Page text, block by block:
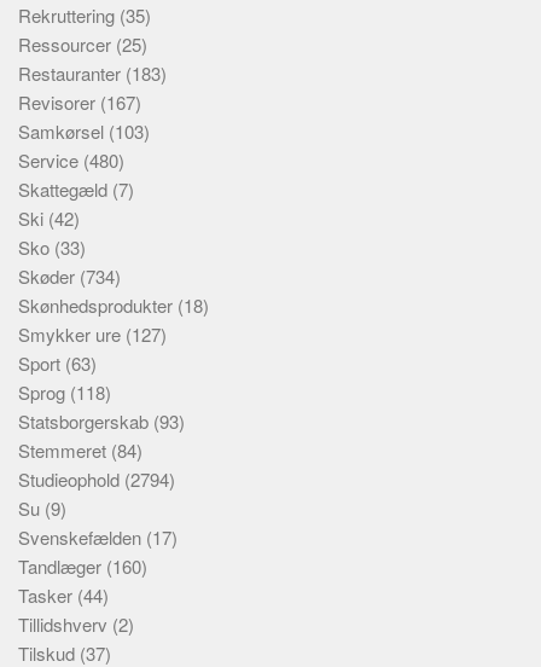
Rekruttering (35)
Ressourcer (25)
Restauranter (183)
Revisorer (167)
Samkørsel (103)
Service (480)
Skattegæld (7)
Ski (42)
Sko (33)
Skøder (734)
Skønhedsprodukter (18)
Smykker ure (127)
Sport (63)
Sprog (118)
Statsborgerskab (93)
Stemmeret (84)
Studieophold (2794)
Su (9)
Svenskefælden (17)
Tandlæger (160)
Tasker (44)
Tillidshverv (2)
Tilskud (37)